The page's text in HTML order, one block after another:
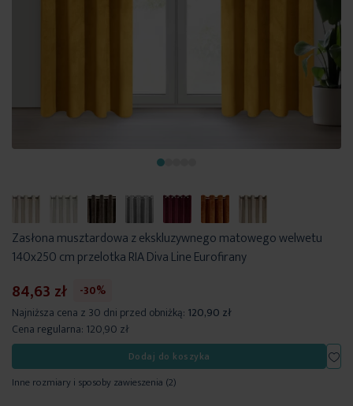
Zasłona musztardowa z ekskluzywnego matowego welwetu
140x250 cm przelotka RIA Diva Line Eurofirany
84,63 zł
-30%
Najniższa cena z 30 dni przed obniżką: 120,90 zł
Cena regularna: 120,90 zł
Dodaj do koszyka
Inne rozmiary i sposoby zawieszenia (2)